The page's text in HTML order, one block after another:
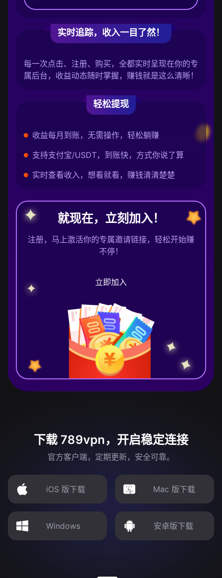
实时追踪，收入一目了然！
每一次点击、注册、购买，全都实时呈现在你的专
属后台，收益动态随时掌握，赚钱就是这么清晰！
轻松提现
收益每月到账，无需操作，轻松躺赚
支持支付宝/USDT，到账快，方式你说了算
实时查看收入，想看就看，赚钱清清楚楚
就现在，立刻加入！
注册，马上激活你的专属邀请链接，轻松开始赚
不停！
立即加入
下载 789vpn，开启稳定连接
官方客户端，定期更新，安全可靠。
iOS 版下载 Mac 版下载
Windows 安卓版下载